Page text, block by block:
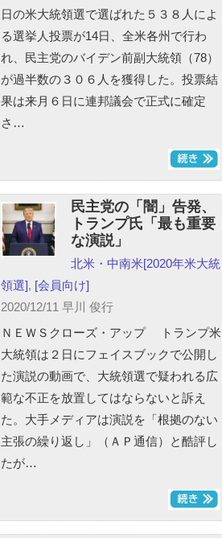
日の米大統領選で選ばれた５３８人によ
る選挙人投票が14日、全米各州で行わ
れ、民主党のバイデン前副大統領（78）
が過半数の３０６人を獲得した。投票結
果は来月６日に連邦議会で正式に確定
さ…
民主党の「闇」告発、
トランプ氏「最も重要
な演説」
北米・中南米[2020年米大統
領選], [会員向け]
2020/12/11 早川 俊行
ＮＥＷＳクローズ・アップ トランプ米
大統領は２日にフェイスブックで公開し
た演説の動画で、大統領選で疑われる広
範な不正を放置してはならないと訴え
た。大手メディアは演説を「根拠のない
主張の繰り返し」（ＡＰ通信）と酷評し
たが…